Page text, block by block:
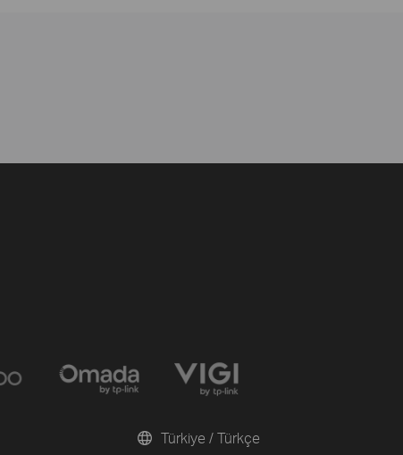
Türkiye / Türkçe